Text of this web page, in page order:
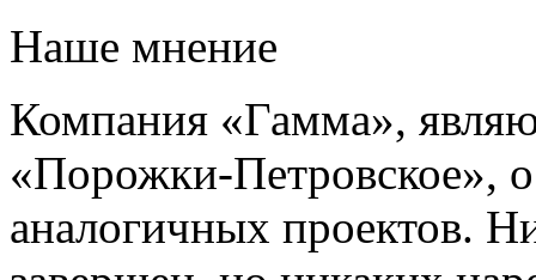
Наше мнение
Компания «Гамма»,
«Порожки-Петровское»,
аналогичных проектов.